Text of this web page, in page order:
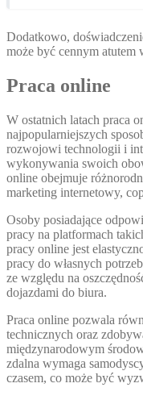
Dodatkowo,
może być cennym atutem
Praca online
W ostatnich latach praca
najpopularniejszych
rozwojowi technologii i
wykonywania swoich
online obejmuje
marketing internetowy,
Osoby posiadające
pracy na platformach
pracy online jest
pracy do własnych
ze względu na
dojazdami do biura.
Praca online pozwala
technicznych oraz
międzynarodowym
zdalna wymaga
czasem, co może być